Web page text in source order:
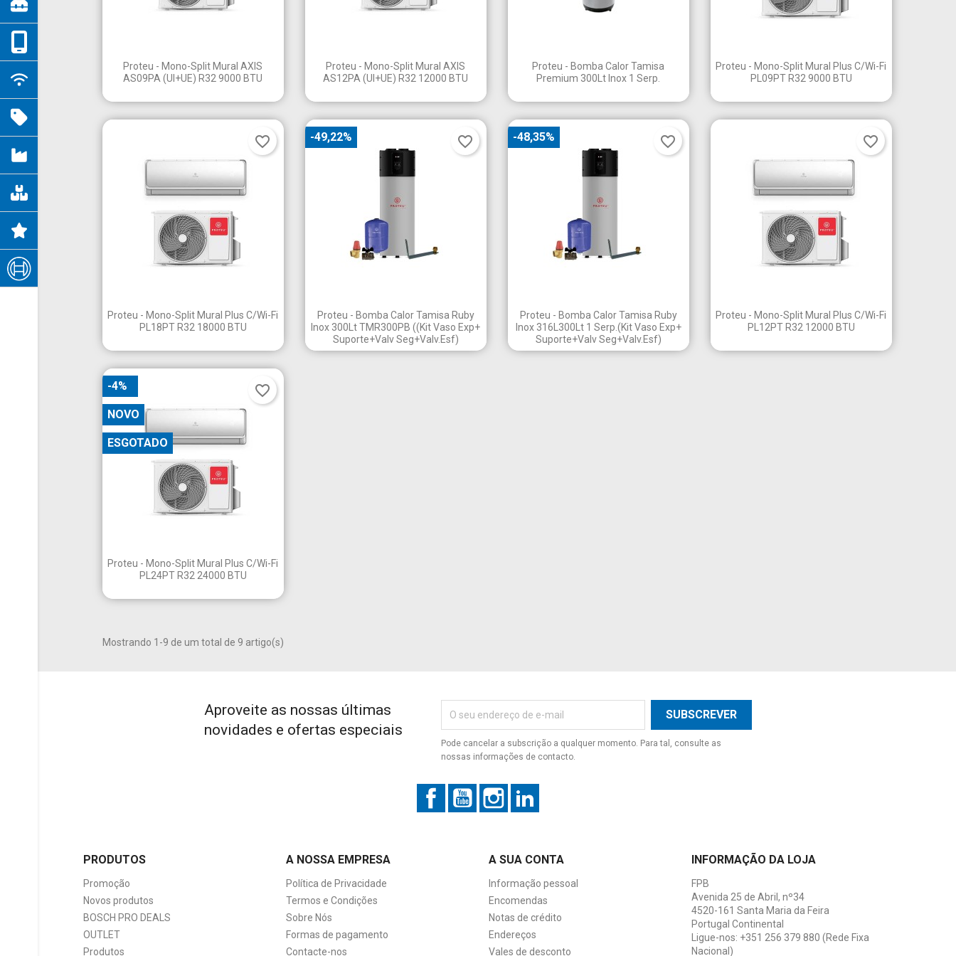
Vista rápida
Proteu - Mono-Split Mural AXIS
AS09PA (UI+UE) R32 9000 BTU
Vista rápida
Proteu - Mono-Split Mural AXIS
AS12PA (UI+UE) R32 12000 BTU
Vista rápida
Proteu - Bomba Calor Tamisa
Premium 300Lt Inox 1 Serp.
Vista rápida
Proteu - Mono-Split Mural Plus C/Wi-Fi
PL09PT R32 9000 BTU
Vista rápida
Proteu - Mono-Split Mural Plus C/Wi-Fi
PL18PT R32 18000 BTU
favorite_border
Vista rápida
Proteu - Bomba Calor Tamisa Ruby
Inox 300Lt TMR300PB ((Kit Vaso Exp+
Suporte+Valv Seg+Valv.Esf)
-49,22% favorite_border
Vista rápida
Proteu - Bomba Calor Tamisa Ruby
Inox 316L300Lt 1 Serp.(Kit Vaso Exp+
Suporte+Valv Seg+Valv.Esf)
-48,35% favorite_border
Vista rápida
Proteu - Mono-Split Mural Plus C/Wi-Fi
PL12PT R32 12000 BTU
favorite_border
Vista rápida
Proteu - Mono-Split Mural Plus C/Wi-Fi
PL24PT R32 24000 BTU
-4%
NOVO
ESGOTADO
favorite_border
Mostrando 1-9 de um total de 9 artigo(s)
Aproveite as nossas últimas
novidades e ofertas especiais
Pode cancelar a subscrição a qualquer momento. Para tal, consulte as
nossas informações de contacto.
FacebookYouTubeInstagram
PRODUTOS
Promoção
Novos produtos
BOSCH PRO DEALS
OUTLET
Produtos
A NOSSA EMPRESA
Política de Privacidade
Termos e Condições
Sobre Nós
Formas de pagamento
Contacte-nos
A SUA CONTA
Informação pessoal
Encomendas
Notas de crédito
Endereços
Vales de desconto
INFORMAÇÃO DA LOJA
FPB
Avenida 25 de Abril, nº34
4520-161 Santa Maria da Feira
Portugal Continental
Ligue-nos: +351 256 379 880 (Rede Fixa
Nacional)